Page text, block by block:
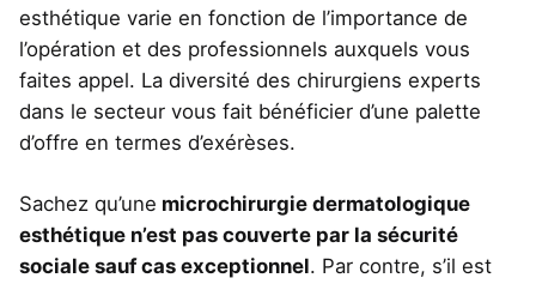
esthétique varie en fonction de l’importance de
l’opération et des professionnels auxquels vous
faites appel. La diversité des chirurgiens experts
dans le secteur vous fait bénéficier d’une palette
d’offre en termes d’exérèses.
Sachez qu’une microchirurgie dermatologique
esthétique n’est pas couverte par la sécurité
sociale sauf cas exceptionnel. Par contre, s’il est